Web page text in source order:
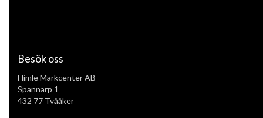
Besök oss
Himle Markcenter AB
Spannarp 1
432 77 Tvååker